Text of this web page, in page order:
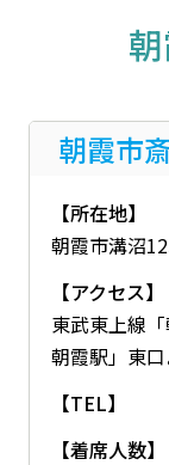
朝霞市
【所在地】
朝霞市溝沼
【アクセス】
東武東上線
朝霞駅」東
【TEL】
【着席人数】